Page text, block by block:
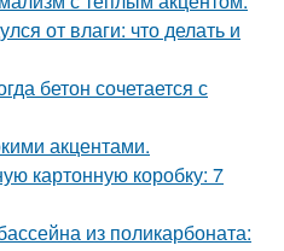
от влаги: что делать и
бетон сочетается с
акцентами.
картонную коробку: 7
из поликарбоната: